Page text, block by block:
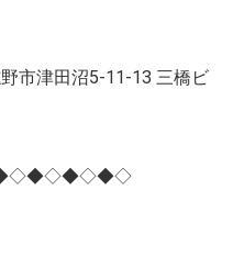
市津田沼5-11-13 三橋ビ